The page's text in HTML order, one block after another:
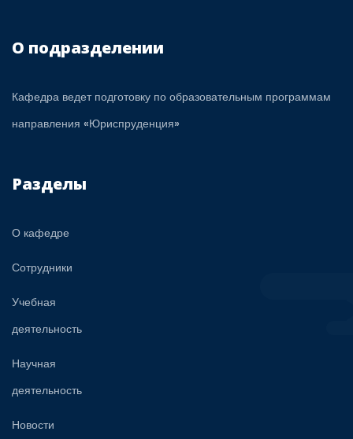
О подразделении
Кафедра ведет подготовку по образовательным программам
направления «Юриспруденция»
Разделы
О кафедре
Сотрудники
Учебная
деятельность
Научная
деятельность
Новости